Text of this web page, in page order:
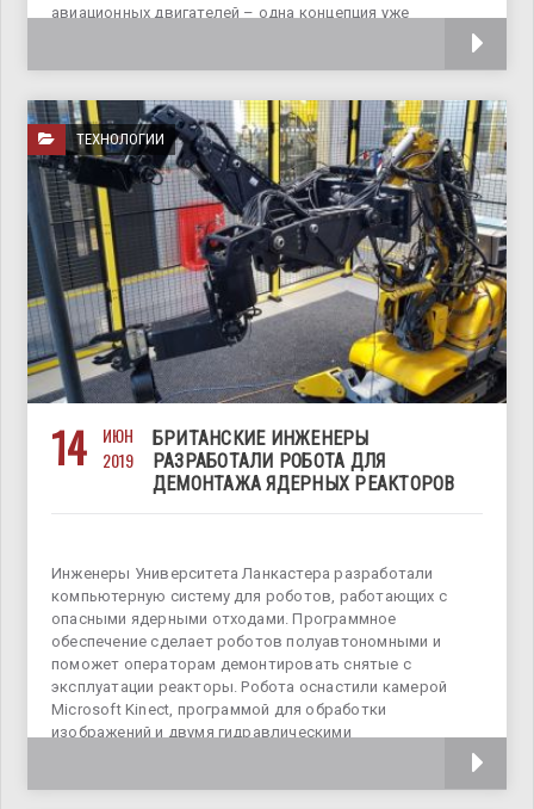
авиационных двигателей – одна концепция уже
ТЕХНОЛОГИИ
14
ИЮН
2019
БРИТАНСКИЕ ИНЖЕНЕРЫ
РАЗРАБОТАЛИ РОБОТА ДЛЯ
ДЕМОНТАЖА ЯДЕРНЫХ РЕАКТОРОВ
Инженеры Университета Ланкастера разработали
компьютерную систему для роботов, работающих с
опасными ядерными отходами. Программное
обеспечение сделает роботов полуавтономными и
поможет операторам демонтировать снятые с
эксплуатации реакторы. Робота оснастили камерой
Microsoft Kinect, программой для обработки
изображений и двумя гидравлическими